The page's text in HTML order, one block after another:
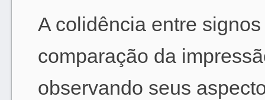
A colidência entre
comparação da
observando seus